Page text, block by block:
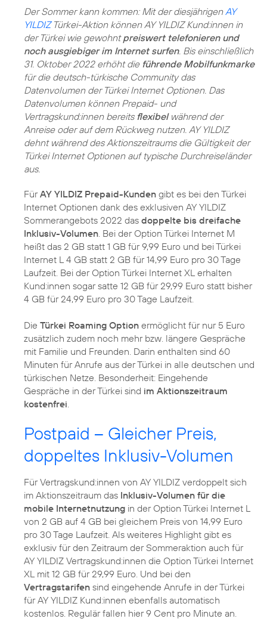
Der Sommer kann kommen: Mit der diesjährigen AY
YILDIZTürkei-Aktion können AY YILDIZ Kund:innen in
der Türkei wie gewohntpreiswert telefonieren und
noch ausgiebiger im Internet surfen. Bis einschließlich
31. Oktober 2022 erhöht die führende Mobilfunkmarke
für die deutsch-türkische Community das
Datenvolumen der Türkei Internet Optionen. Das
Datenvolumen können Prepaid- und
Vertragskund:innen bereits flexibelwährend der
Anreise oder auf dem Rückweg nutzen. AY YILDIZ
dehnt während des Aktionszeitraums die Gültigkeit der
Türkei Internet Optionen auf typische Durchreiseländer
aus.
FürAY YILDIZ Prepaid-Kunden gibt es bei den Türkei
Internet Optionen dank des exklusiven AY YILDIZ
Sommerangebots 2022 das doppelte bis dreifache
Inklusiv-Volumen . Bei der Option Türkei Internet M
heißt das 2 GB statt 1 GB für 9,99 Euro und bei Türkei
Internet L 4 GB statt 2 GB für 14,99 Euro pro 30 Tage
Laufzeit. Bei der Option Türkei Internet XL erhalten
Kund:innen sogar satte 12 GB für 29,99 Euro statt bisher
4 GB für 24,99 Euro pro 30 Tage Laufzeit.
Die Türkei Roaming Option ermöglicht für nur 5 Euro
zusätzlich zudem noch mehr bzw. längere Gespräche
mit Familie und Freunden. Darin enthalten sind 60
Minuten für Anrufe aus der Türkei in alle deutschen und
türkischen Netze. Besonderheit: Eingehende
Gespräche in der Türkei sind im Aktionszeitraum
kostenfrei
Postpaid – Gleicher Preis,
doppeltes Inklusiv-Volumen
Für Vertragskund:innen von AY YILDIZ verdoppelt sich
im Aktionszeitraum das Inklusiv-Volumen für die
mobile Internetnutzung in der Option Türkei Internet L
von 2 GB auf 4 GB bei gleichem Preis von 14,99 Euro
pro 30 Tage Laufzeit. Als weiteres Highlight gibt es
exklusiv für den Zeitraum der Sommeraktion auch für
AY YILDIZ Vertragskund:innen die Option Türkei Internet
XL mit 12 GB für 29,99 Euro. Und bei den
Vertragstarifen sind eingehende Anrufe in der Türkei
für AY YILDIZ Kund:innen ebenfalls automatisch
kostenlos. Regulär fallen hier 9 Cent pro Minute an.